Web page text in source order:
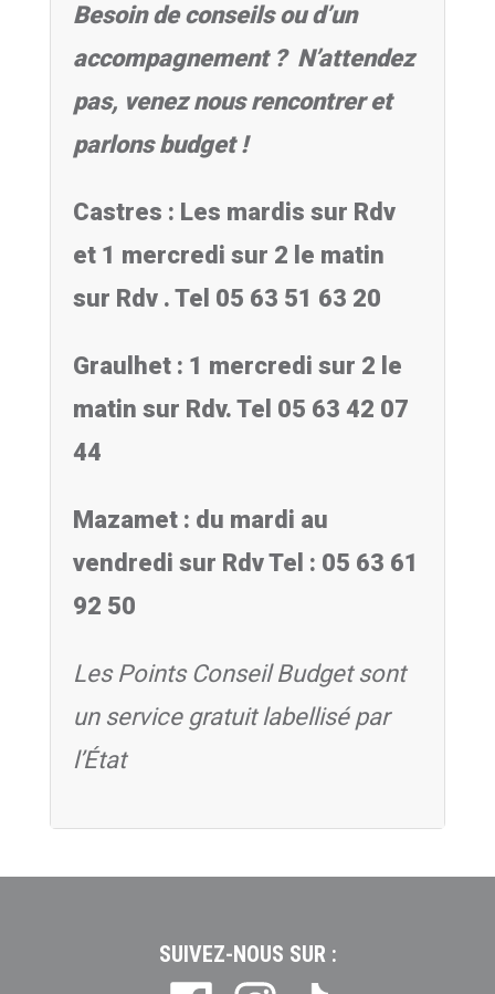
Besoin de conseils ou d’un
accompagnement ? N’attendez
pas, venez nous rencontrer et
parlons budget !
Castres : Les mardis sur Rdv
et 1 mercredi sur 2 le matin
sur Rdv . Tel 05 63 51 63 20
Graulhet : 1 mercredi sur 2 le
matin sur Rdv. Tel 05 63 42 07
44
Mazamet : du mardi au
vendredi sur Rdv Tel : 05 63 61
92 50
Les Points Conseil Budget sont
un service gratuit labellisé par
l’État
SUIVEZ-NOUS SUR :